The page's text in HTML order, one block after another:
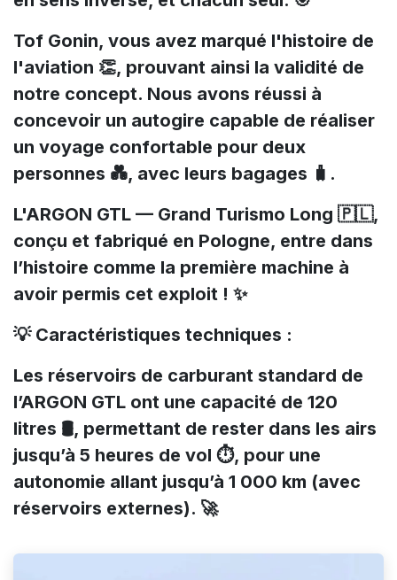
Tof Gonin, vous avez marqué l'histoire de
l'aviation 👏, prouvant ainsi la validité de
notre concept. Nous avons réussi à
concevoir un autogire capable de réaliser
un voyage confortable pour deux
personnes 💑, avec leurs bagages 🧳.
L'ARGON GTL — Grand Turismo Long 🇵🇱,
conçu et fabriqué en Pologne, entre dans
l’histoire comme la première machine à
avoir permis cet exploit ! ✨
💡 Caractéristiques techniques :
Les réservoirs de carburant standard de
l’ARGON GTL ont une capacité de 120
litres 🛢️, permettant de rester dans les airs
jusqu’à 5 heures de vol ⏱️, pour une
autonomie allant jusqu’à 1 000 km (avec
réservoirs externes). 🚀